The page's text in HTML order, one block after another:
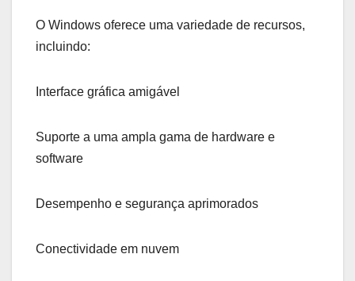
O Windows oferece uma variedade de recursos,
incluindo:
Interface gráfica amigável
Suporte a uma ampla gama de hardware e
software
Desempenho e segurança aprimorados
Conectividade em nuvem